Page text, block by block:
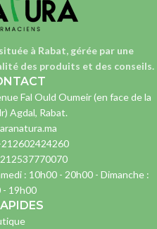
à Rabat, gérée par une
des produits et des conseils.
Fal Ould Oumeir (en face de la
Agdal, Rabat.
: 10h00 - 20h00 - Dimanche :
- 19h00